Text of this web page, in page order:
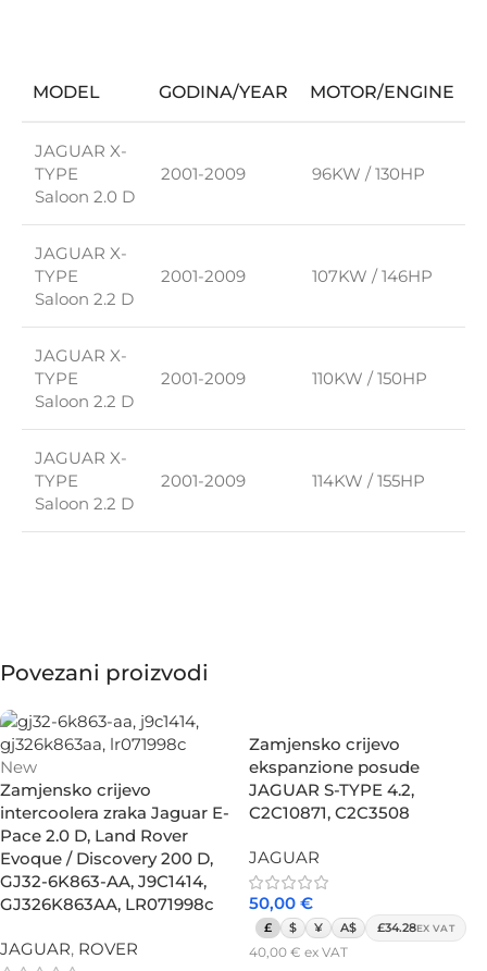
MODEL GODINA/YEAR MOTOR/ENGINE
JAGUAR X-
TYPE
Saloon 2.0 D
2001-2009 96KW / 130HP
JAGUAR X-
TYPE
Saloon 2.2 D
2001-2009 107KW / 146HP
JAGUAR X-
TYPE
Saloon 2.2 D
2001-2009 110KW / 150HP
JAGUAR X-
TYPE
Saloon 2.2 D
2001-2009 114KW / 155HP
Povezani proizvodi
New
Zamjensko crijevo
intercoolera zraka Jaguar E-
Pace 2.0 D, Land Rover
Evoque / Discovery 200 D,
GJ32-6K863-AA, J9C1414,
GJ326K863AA, LR071998c
JAGUAR, ROVER
Zamjensko crijevo
ekspanzione posude
JAGUAR S-TYPE 4.2,
C2C10871, C2C3508
JAGUAR
50,00 €
£ $ ¥ A$ £34.28EX VAT
40,00 € ex VAT